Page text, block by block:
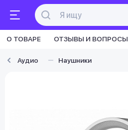
О ТОВАРЕ ОТЗЫВЫ И ВОПРОСЫ
Аудио Наушники